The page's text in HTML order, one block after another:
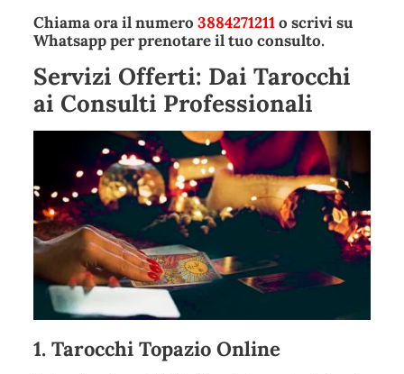
Chiama ora il numero 3884271211o scrivi su
Whatsapp per prenotare il tuo consulto.
Servizi Offerti: Dai Tarocchi
ai Consulti Professionali
1. Tarocchi Topazio Online